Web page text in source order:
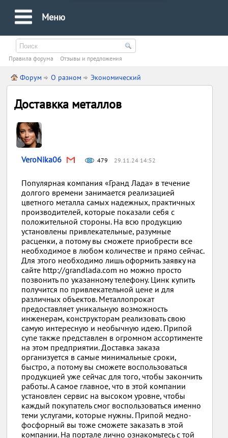
Меню
Правила форума Oтзывы и предложения
Форум О разном Экономический
Доставкка металлов
VeroNika06 479 29.11.24 14:52
Популярная компания «Гранд Лада» в течение
долгого времени занимается реализацией
цветного металла самых надежных, практичных
производителей, которые показали себя с
положительной стороны. На всю продукцию
установлены привлекательные, разумные
расценки, а потому вы сможете приобрести все
необходимое в любом количестве и прямо сейчас.
Для этого необходимо лишь оформить заявку на
сайте http://grandlada.com но можно просто
позвонить по указанному телефону. Цинк купить
получится по привлекательной цене и для
различных объектов. Металлопрокат
предоставляет уникальную возможность
инженерам, конструкторам реализовать свою
самую интересную и необычную идею. Припой
cyne также представлен в огромном ассортименте
на этом предприятии. Доставка заказа
организуется в самые минимальные сроки,
быстро, а потому вы сможете воспользоваться
продукцией уже сейчас для того, чтобы закончить
работы. А самое главное, что в этой компании
установлен сервис на высоком уровне, чтобы
каждый покупатель смог воспользоваться именно
теми услугами, которые нужны. Припой медно-
фосфорный вы тоже сможете заказать в этой
компании. На портале лично ознакомьтесь с той